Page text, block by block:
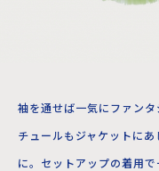
袖を通せば一気にファン
チュールもジャケットに
に。セットアップの着用